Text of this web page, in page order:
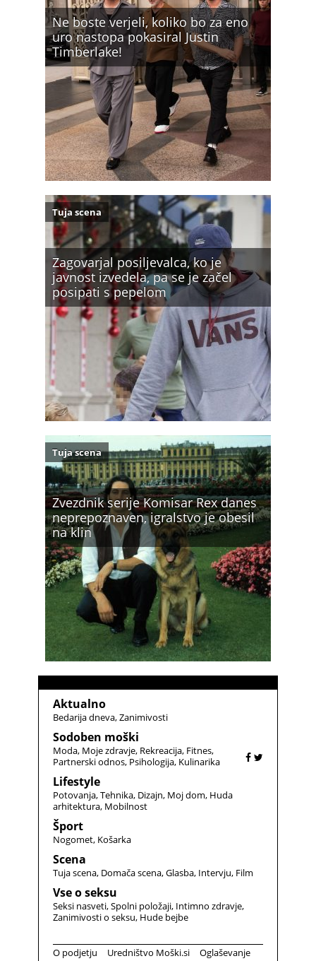
Ne boste verjeli, koliko bo za eno
uro nastopa pokasiral Justin
Timberlake!
Zagovarjal posiljevalca, ko je
javnost izvedela, pa se je začel
posipati s pepelom
Tuja scena
Zvezdnik serije Komisar Rex danes
neprepoznaven, igralstvo je obesil
na klin
Tuja scena
Aktualno
Bedarija dneva Zanimivosti
Sodoben moški
Moda Moje zdravje Rekreacija Fitnes
Partnerski odnos Psihologija Kulinarika
Lifestyle
Potovanja Tehnika Dizajn Moj dom Huda
arhitektura Mobilnost
Šport
Nogomet Košarka
Scena
Tuja scena Domača scena Glasba Intervju Film
Vse o seksu
Seksi nasveti Spolni položaji Intimno zdravje
Zanimivosti o seksu Hude bejbe
O podjetju Uredništvo Moški.si Oglaševanje